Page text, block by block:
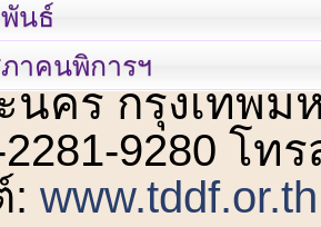
นธ์
าคนพิการฯ
ชั้น 2 ถนนวิ
นคร กรุงเทพม
9280 โท
:www.tddf.or.th